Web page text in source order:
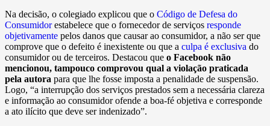
Na decisão, o colegiado explicou que o Código de Defesa do
Consumidorestabelece que o fornecedor de serviços responde
objetivamente pelos danos que causar ao consumidor, a não ser que
comprove que o defeito é inexistente ou que a culpa é exclusiva do
consumidor ou de terceiros. Destacou que o Facebook não
mencionou, tampouco comprovou qual a violação praticada
pela autora para que lhe fosse imposta a penalidade de suspensão.
Logo, “a interrupção dos serviços prestados sem a necessária clareza
e informação ao consumidor ofende a boa-fé objetiva e corresponde
a ato ilícito que deve ser indenizado”.